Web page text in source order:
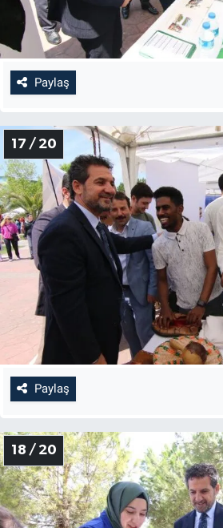
Paylaş
17 / 20
Paylaş
18 / 20